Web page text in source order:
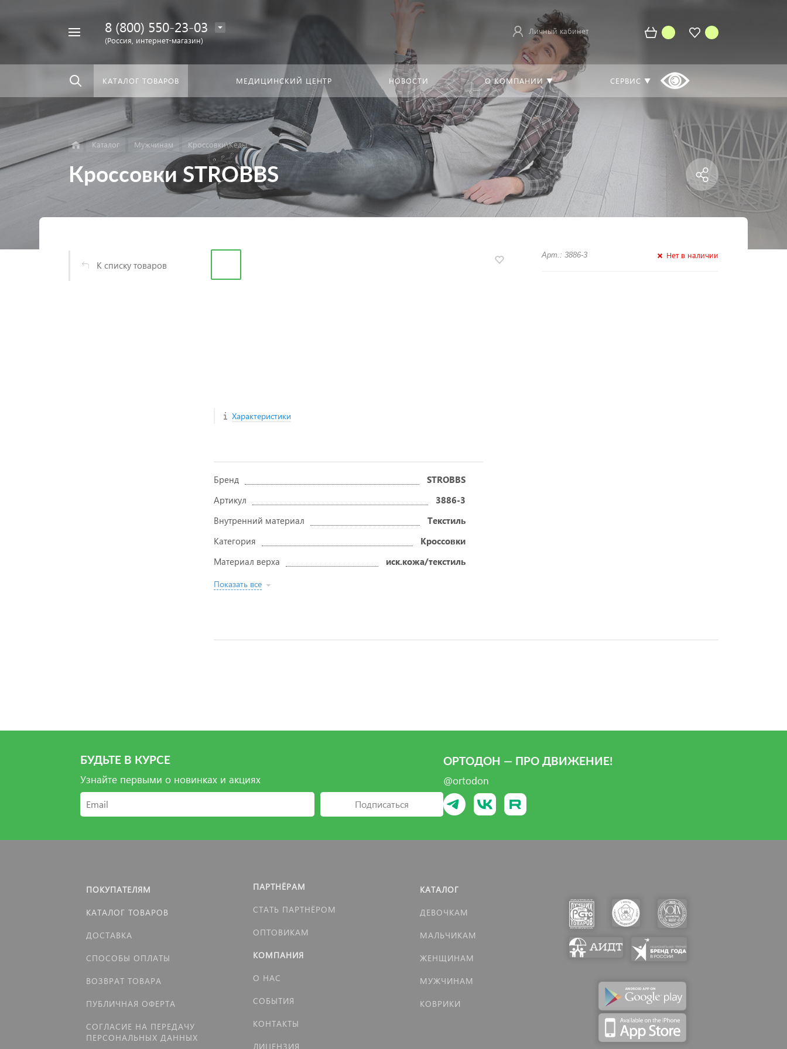
8 (800) 550-23-03
(Россия, интернет-магазин)
Личный кабинет
КАТАЛОГ ТОВАРОВ МЕДИЦИНСКИЙ ЦЕНТР НОВОСТИ О КОМПАНИИ ▼ СЕРВИС ▼
Каталог Мужчинам Кроссовки\Кеды
Кроссовки STROBBS
К списку товаров
Характеристики
Арт.: 3886-3 Нет в наличии
Бренд
STROBBS
Артикул
3886-3
Внутренний материал
Текстиль
Категория
Кроссовки
Материал верха
иск.кожа/текстиль
Показать все
БУДЬТЕ В КУРСЕ
Узнайте первыми о новинках и акциях
Подписаться
ОРТОДОН — ПРО ДВИЖЕНИЕ!
@ortodon
ПОКУПАТЕЛЯМ
КАТАЛОГ ТОВАРОВ
ДОСТАВКА
СПОСОБЫ ОПЛАТЫ
ВОЗВРАТ ТОВАРА
ПУБЛИЧНАЯ ОФЕРТА
СОГЛАСИЕ НА ПЕРЕДАЧУ
ПЕРСОНАЛЬНЫХ ДАННЫХ
ПАРТНЁРАМ
СТАТЬ ПАРТНЁРОМ
ОПТОВИКАМ
КОМПАНИЯ
О НАС
СОБЫТИЯ
КОНТАКТЫ
ЛИЦЕНЗИЯ
КАТАЛОГ
ДЕВОЧКАМ
МАЛЬЧИКАМ
ЖЕНЩИНАМ
МУЖЧИНАМ
КОВРИКИ